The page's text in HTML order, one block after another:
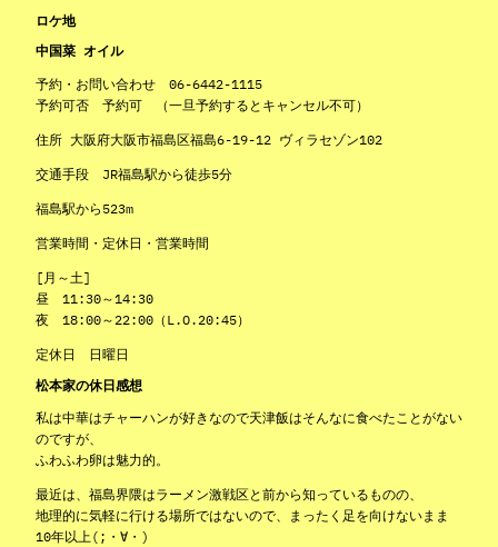
ロケ地
中国菜 オイル
予約・お問い合わせ 06-6442-1115
予約可否 予約可 （一旦予約するとキャンセル不可）
住所 大阪府大阪市福島区福島6-19-12 ヴィラセゾン102
交通手段 JR福島駅から徒歩5分
福島駅から523m
営業時間・定休日・営業時間
[月～土]
昼 11:30～14:30
夜 18:00～22:00（L.O.20:45）
定休日 日曜日
松本家の休日感想
私は中華はチャーハンが好きなので天津飯はそんなに食べたことがない
のですが、
ふわふわ卵は魅力的。
最近は、福島界隈はラーメン激戦区と前から知っているものの、
地理的に気軽に行ける場所ではないので、まったく足を向けないまま
10年以上(;・∀・)